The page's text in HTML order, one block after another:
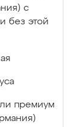
с
без этой
премиум